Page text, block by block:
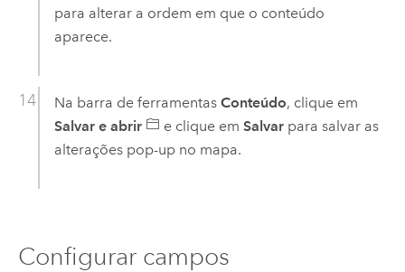
para alterar a ordem em que o conteúdo
aparece.
Na barra de ferramentas Conteúdo, clique em
Salvar e abrir
e clique em Salvarpara salvar as
alterações pop-up no mapa.
Configurar campos